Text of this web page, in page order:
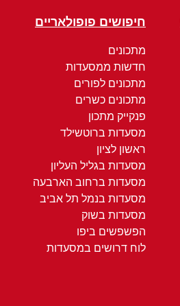
חיפושים פופולאריים
מתכונים
חדשות ממסעדות
מתכונים לפורים
מתכונים כשרים
פנקייק מתכון
מסעדות ברוטשילד
ראשון לציון
מסעדות בגליל העליון
מסעדות ברחוב הארבעה
מסעדות בנמל תל אביב
מסעדות בשוק
הפשפשים ביפו
לוח דרושים במסעדות